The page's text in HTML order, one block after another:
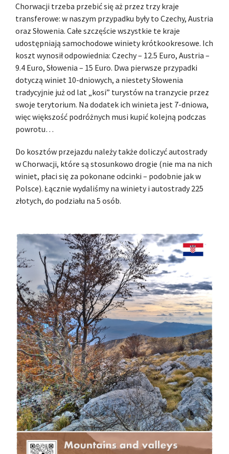
Chorwacji trzeba przebić się aż przez trzy kraje
transferowe: w naszym przypadku były to Czechy, Austria
oraz Słowenia. Całe szczęście wszystkie te kraje
udostępniają samochodowe winiety krótkookresowe. Ich
koszt wynosił odpowiednia: Czechy – 12.5 Euro, Austria –
9.4 Euro, Słowenia – 15 Euro. Dwa pierwsze przypadki
dotyczą winiet 10-dniowych, a niestety Słowenia
tradycyjnie już od lat „kosi” turystów na tranzycie przez
swoje terytorium. Na dodatek ich winieta jest 7-dniowa,
więc większość podróżnych musi kupić kolejną podczas
powrotu…
Do kosztów przejazdu należy także doliczyć autostrady
w Chorwacji, które są stosunkowo drogie (nie ma na nich
winiet, płaci się za pokonane odcinki – podobnie jak w
Polsce). Łącznie wydaliśmy na winiety i autostrady 225
złotych, do podziału na 5 osób.